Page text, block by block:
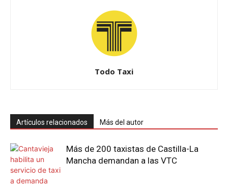
Todo Taxi
Artículos relacionados Más del autor
Más de 200 taxistas de Castilla-La
Mancha demandan a las VTC